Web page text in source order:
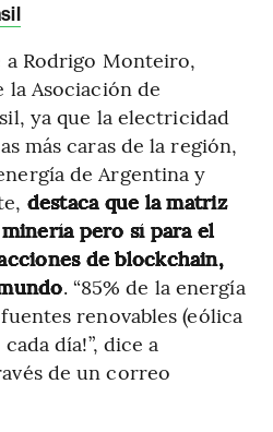
Rodrigo Monteiro,
Asociación de
ya que la electricidad
más caras de la región,
de Argentina y
destaca que la matriz
pero sí para el
de blockchain,
. “85% de la energía
renovables (eólica
día!”, dice a
de un correo